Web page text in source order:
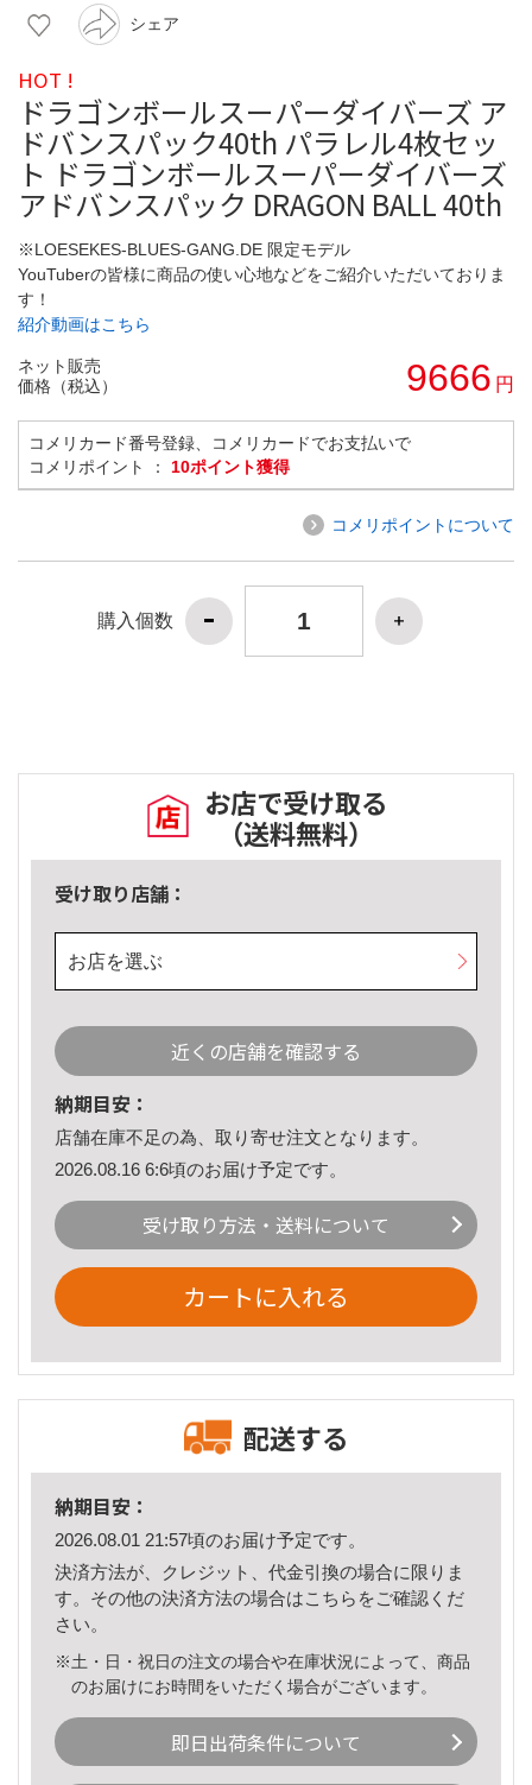
シェア
HOT !
ドラゴンボールスーパーダイバーズ ア
ドバンスパック40th パラレル4枚セッ
ト ドラゴンボールスーパーダイバーズ
アドバンスパック DRAGON BALL 40th
※LOESEKES-BLUES-GANG.DE 限定モデル
YouTuberの皆様に商品の使い心地などをご紹介いただいておりま
す！
紹介動画はこちら
ネット販売
価格（税込）
9666 円
コメリカード番号登録、コメリカードでお支払いで
コメリポイント ： 10ポイント獲得
コメリポイントについて
購入個数
お店で受け取る
（送料無料）
受け取り店舗：
お店を選ぶ
近くの店舗を確認する
納期目安：
店舗在庫不足の為、取り寄せ注文となります。
2026.08.16 6:6頃のお届け予定です。
受け取り方法・送料について
カートに入れる
配送する
納期目安：
2026.08.01 21:57頃のお届け予定です。
決済方法が、クレジット、代金引換の場合に限りま
す。その他の決済方法の場合はこちら をご確認くだ
さい。
※土・日・祝日の注文の場合や在庫状況によって、商品
のお届けにお時間をいただく場合がございます。
即日出荷条件について